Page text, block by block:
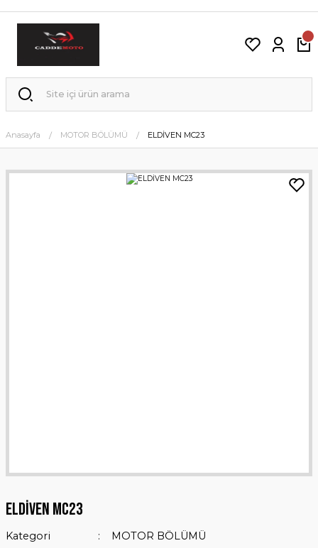
Anasayfa MOTOR BÖLÜMÜ ELDİVEN MC23
ELDİVEN MC23
Kategori
MOTOR BÖLÜMÜ